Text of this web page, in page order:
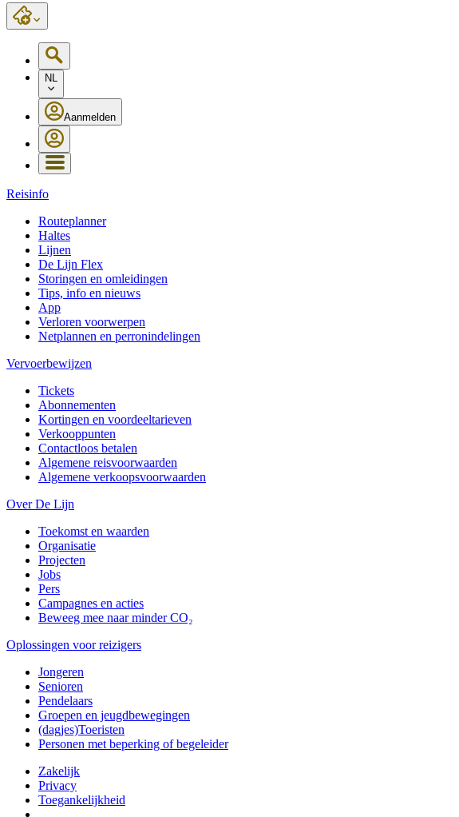
NL
Aanmelden
Reisinfo
Routeplanner
Haltes
Lijnen
De Lijn Flex
Storingen en omleidingen
Tips, info en nieuws
App
Verloren voorwerpen
Netplannen en perronindelingen
Vervoerbewijzen
Tickets
Abonnementen
Kortingen en voordeeltarieven
Verkooppunten
Contactloos betalen
Algemene reisvoorwaarden
Algemene verkoopsvoorwaarden
Over De Lijn
Toekomst en waarden
Organisatie
Projecten
Jobs
Pers
Campagnes en acties
Beweeg mee naar minder CO₂
Oplossingen voor reizigers
Jongeren
Senioren
Pendelaars
Groepen en jeugdbewegingen
(dagjes)Toeristen
Personen met beperking of begeleider
Zakelijk
Privacy
Toegankelijkheid